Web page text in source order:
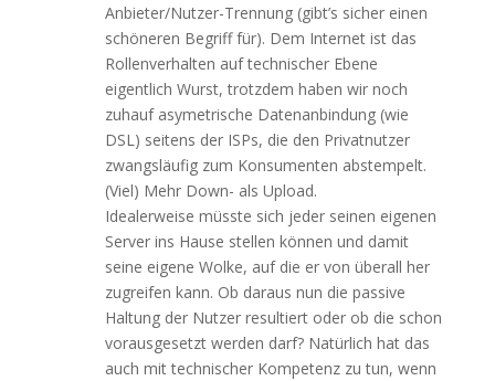
Anbieter/Nutzer-Trennung (gibt’s sicher einen
schöneren Begriff für). Dem Internet ist das
Rollenverhalten auf technischer Ebene
eigentlich Wurst, trotzdem haben wir noch
zuhauf asymetrische Datenanbindung (wie
DSL) seitens der ISPs, die den Privatnutzer
zwangsläufig zum Konsumenten abstempelt.
(Viel) Mehr Down- als Upload.
Idealerweise müsste sich jeder seinen eigenen
Server ins Hause stellen können und damit
seine eigene Wolke, auf die er von überall her
zugreifen kann. Ob daraus nun die passive
Haltung der Nutzer resultiert oder ob die schon
vorausgesetzt werden darf? Natürlich hat das
auch mit technischer Kompetenz zu tun, wenn